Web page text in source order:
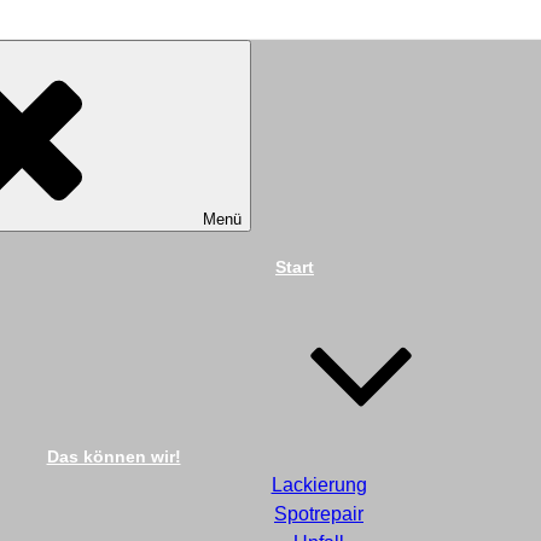
DIEKMANN
Menü
Start
Das können wir!
Lackierung
Spotrepair